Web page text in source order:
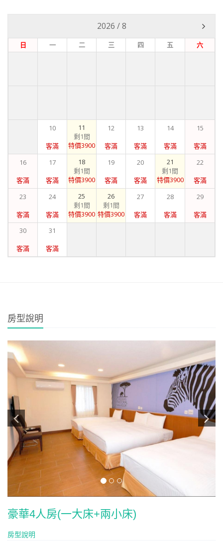
2026 /8
日 一 二 三 四 五 六
10
客滿
11
剩1間
特價3900
12
客滿
13
客滿
14
客滿
15
客滿
16
客滿
17
客滿
18
剩1間
特價3900
19
客滿
20
客滿
21
剩1間
特價3900
22
客滿
23
客滿
24
客滿
25
剩1間
特價3900
26
剩1間
特價3900
27
客滿
28
客滿
29
客滿
30
客滿
31
客滿
房型說明
豪華4人房(一大床+兩小床)
房型說明